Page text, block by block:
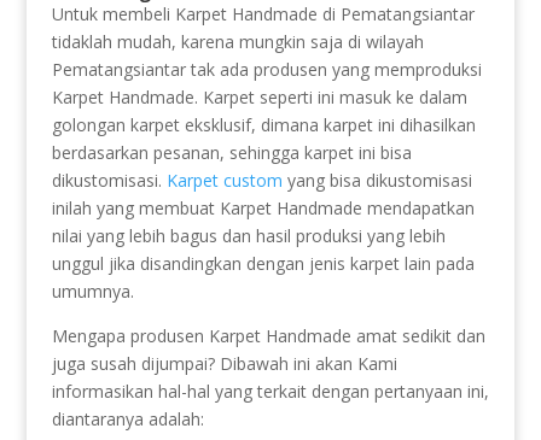
Untuk membeli Karpet Handmade di Pematangsiantar
tidaklah mudah, karena mungkin saja di wilayah
Pematangsiantar tak ada produsen yang memproduksi
Karpet Handmade. Karpet seperti ini masuk ke dalam
golongan karpet eksklusif, dimana karpet ini dihasilkan
berdasarkan pesanan, sehingga karpet ini bisa
dikustomisasi. Karpet custom yang bisa dikustomisasi
inilah yang membuat Karpet Handmade mendapatkan
nilai yang lebih bagus dan hasil produksi yang lebih
unggul jika disandingkan dengan jenis karpet lain pada
umumnya.
Mengapa produsen Karpet Handmade amat sedikit dan
juga susah dijumpai? Dibawah ini akan Kami
informasikan hal-hal yang terkait dengan pertanyaan ini,
diantaranya adalah: